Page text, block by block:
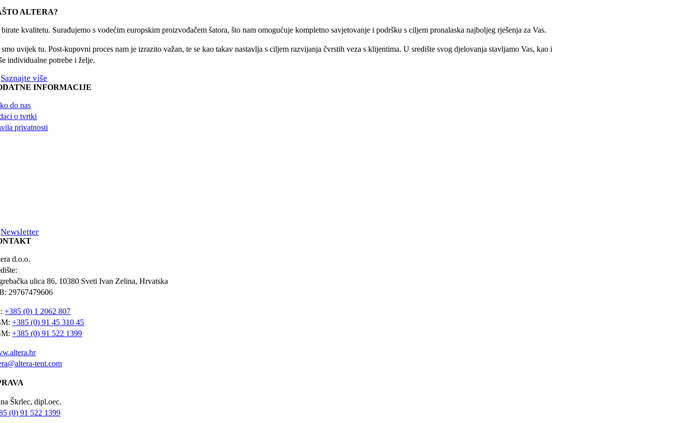
ALTERA?
birate kvalitetu. Surađujemo s vodećim europskim proizvođačem šatora, što nam omogućuje kompletno savjetovanje i podršku s ciljem pronalaska najboljeg rješenja za Vas.
smo uvijek tu. Post-kupovni proces nam je izrazito važan, te se kao takav nastavlja s ciljem razvijanja čvrstih veza s klijentima. U središte svog djelovanja stavljamo Vas, kao i
individualne potrebe i želje.
Saznajte više
INFORMACIJE
do nas
o tvrtki
privatnosti
Newsletter
d.o.o.
ulica 86, 10380 Sveti Ivan Zelina, Hrvatska
29767479606
+385 (0) 1 2062 807
+385 (0) 91 45 310 45
+385 (0) 91 522 1399
tent.com
Škrlec, dipl.oec.
(0) 91 522 1399